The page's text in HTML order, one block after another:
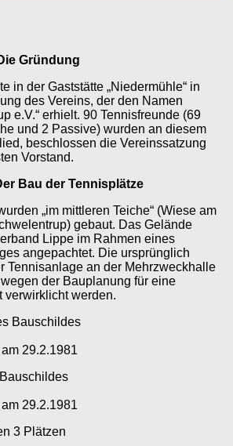
Gründung
in der Gaststätte „Niedermühle“ in
des Vereins, der den Namen
e.V.“ erhielt. 90 Tennisfreunde (69
und 2 Passive) wurden an diesem
beschlossen die Vereinssatzung
Vorstand.
Bau der Tennisplätze
„im mittleren Teiche“ (Wiese am
gebaut. Das Gelände
Lippe im Rahmen eines
angepachtet. Die ursprünglich
Tennisanlage an der Mehrzweckhalle
der Bauplanung für eine
verwirklicht werden.
29.2.1981